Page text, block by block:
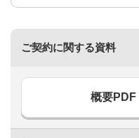
ご契約に関する資料
概要PDF